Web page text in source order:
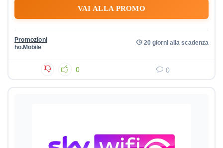
VAI ALLA PROMO
Promozioni
ho.Mobile
20 giorni alla scadenza
0 0